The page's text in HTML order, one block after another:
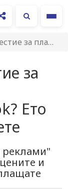
£3.99 в Instagram и…
за
Ето
реклами"
и